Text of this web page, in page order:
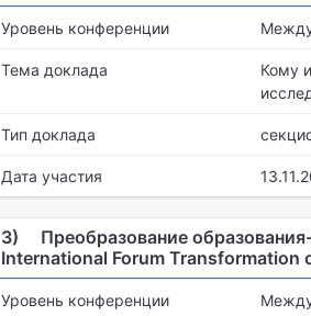
Уровень конференции
Тема доклада
Кому
Тип доклада
Дата участия
3)
Преобразование
International Forum Transformation
Уровень конференции